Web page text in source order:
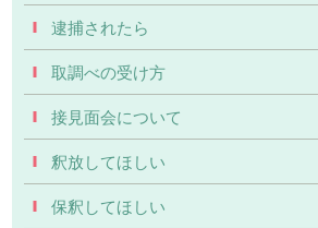
逮捕されたら
取調べの受け方
接見面会について
釈放してほしい
保釈してほしい